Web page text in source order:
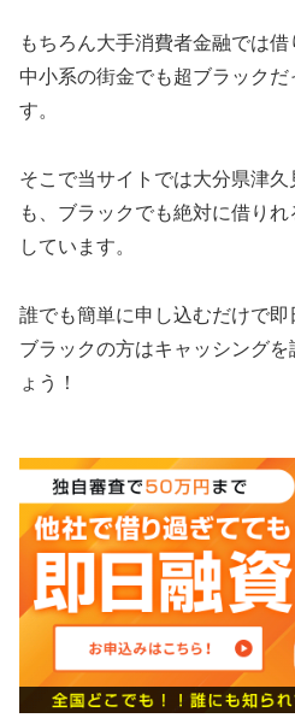
もちろん大手消費者金融では借
中小系の街金でも超ブラック
す。
そこで当サイトでは大分県津
も、ブラックでも絶対に借り
しています。
誰でも簡単に申し込むだけで即
ブラックの方はキャッシング
ょう！